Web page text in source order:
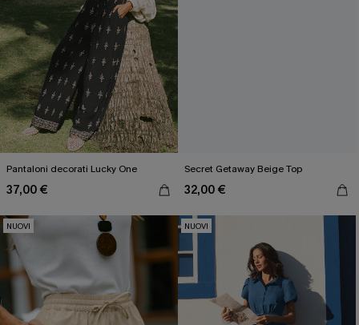
Pantaloni decorati Lucky One
37,00 €
Secret Getaway Beige Top
32,00 €
NUOVI NUOVI